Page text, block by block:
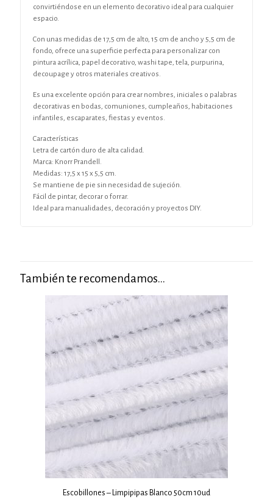
convirtiéndose en un elemento decorativo ideal para cualquier
espacio.
Con unas medidas de 17,5 cm de alto, 15 cm de ancho y 5,5 cm de
fondo, ofrece una superficie perfecta para personalizar con
pintura acrílica, papel decorativo, washi tape, tela, purpurina,
decoupage y otros materiales creativos.
Es una excelente opción para crear nombres, iniciales o palabras
decorativas en bodas, comuniones, cumpleaños, habitaciones
infantiles, escaparates, fiestas y eventos.
Características
Letra de cartón duro de alta calidad.
Marca: Knorr Prandell.
Medidas: 17,5 x 15 x 5,5 cm.
Se mantiene de pie sin necesidad de sujeción.
Fácil de pintar, decorar o forrar.
Ideal para manualidades, decoración y proyectos DIY.
También te recomendamos…
Escobillones – Limpipipas Blanco 50cm 10ud